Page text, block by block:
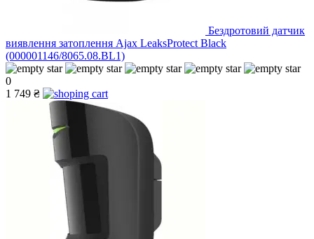
Бездротовий датчик
виявлення затоплення Ajax LeaksProtect Black
(000001146/8065.08.BL1)
0
1 749 ₴